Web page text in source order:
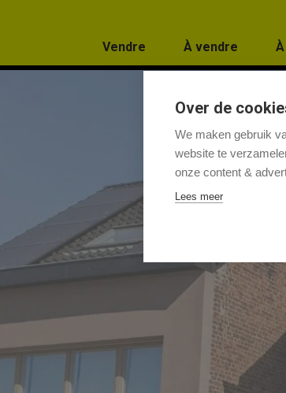
Vendre À vendre
Over de
We maken gebruik
website te
onze content &
Lees meer